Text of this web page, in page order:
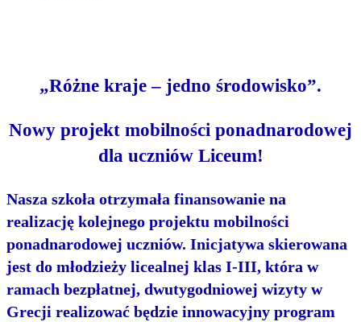
„Różne kraje – jedno środowisko”.
Nowy projekt mobilności ponadnarodowej
dla uczniów Liceum!
Nasza szkoła otrzymała finansowanie na
realizację kolejnego projektu mobilności
ponadnarodowej uczniów. Inicjatywa skierowana
jest do młodzieży licealnej klas I-III, która w
ramach bezpłatnej, dwutygodniowej wizyty w
Grecji realizować będzie innowacyjny program